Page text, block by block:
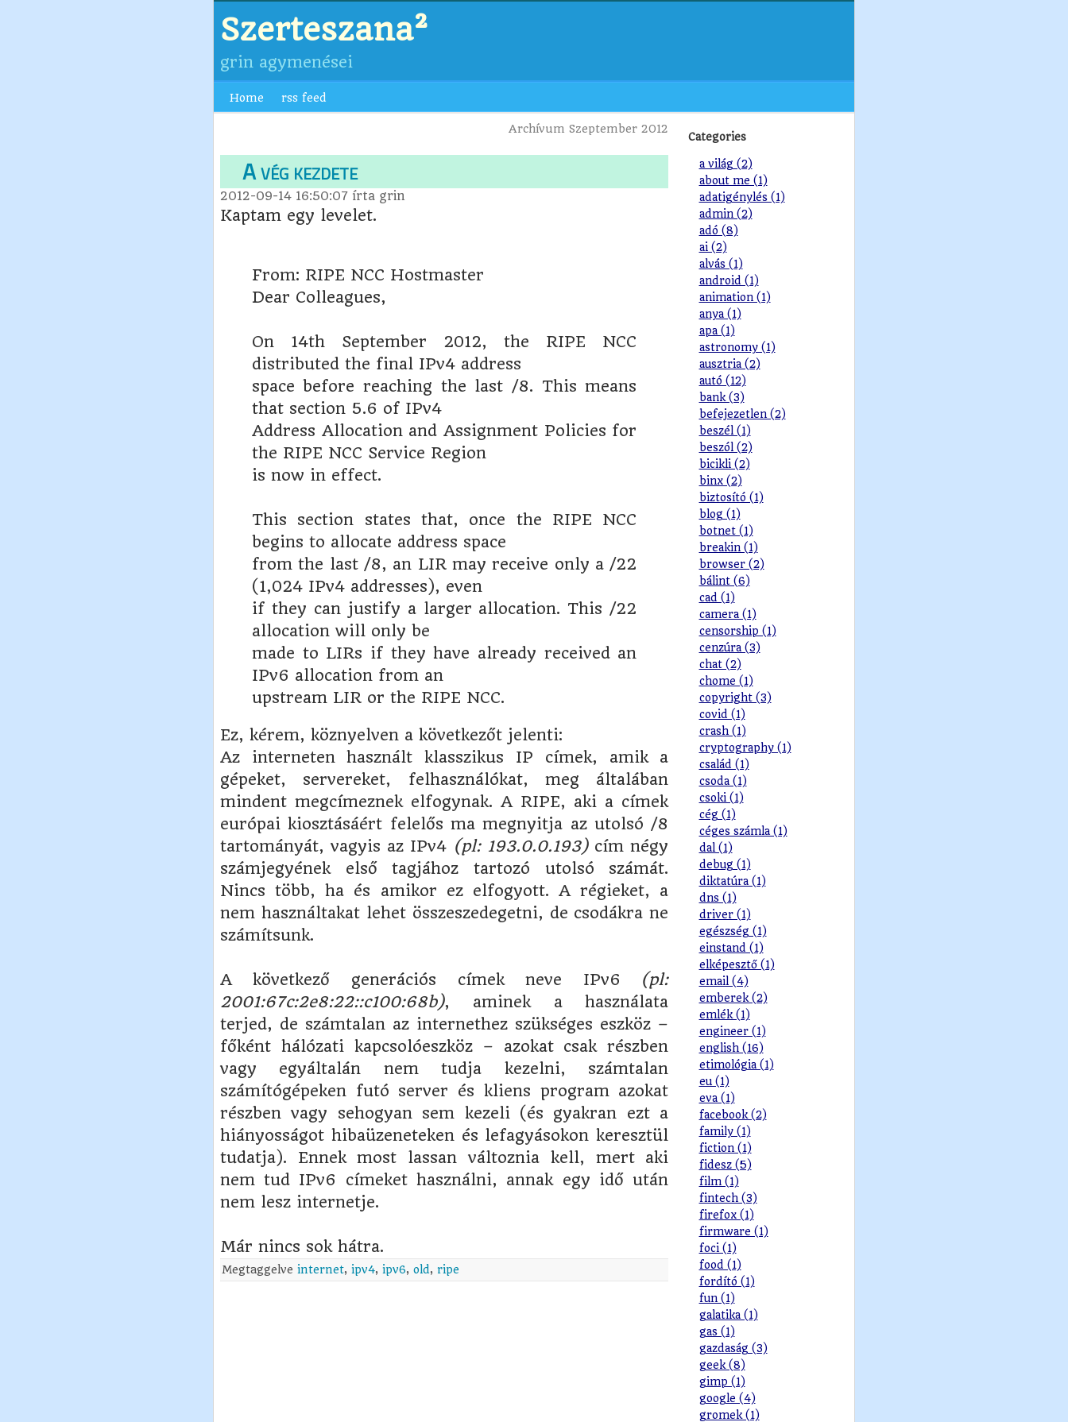
Szerteszana²
grin agymenései
Home rss feed
Archívum Szeptember 2012
A vég kezdete
2012-09-14 16:50:07írta grin
Kaptam egy levelet.
From: RIPE NCC Hostmaster
Dear Colleagues,
On 14th September 2012, the RIPE NCC
distributed the final IPv4 address
space before reaching the last /8. This means
that section 5.6 of IPv4
Address Allocation and Assignment Policies for
the RIPE NCC Service Region
is now in effect.
This section states that, once the RIPE NCC
begins to allocate address space
from the last /8, an LIR may receive only a /22
(1,024 IPv4 addresses), even
if they can justify a larger allocation. This /22
allocation will only be
made to LIRs if they have already received an
IPv6 allocation from an
upstream LIR or the RIPE NCC.
Ez, kérem, köznyelven a következőt jelenti:
Az interneten használt klasszikus IP címek, amik a
gépeket, servereket, felhasználókat, meg általában
mindent megcímeznek elfogynak. A RIPE, aki a címek
európai kiosztásáért felelős ma megnyitja az utolsó /8
tartományát, vagyis az IPv4 (pl: 193.0.0.193)cím négy
számjegyének első tagjához tartozó utolsó számát.
Nincs több, ha és amikor ez elfogyott. A régieket, a
nem használtakat lehet összeszedegetni, de csodákra ne
számítsunk.
A következő generációs címek neve IPv6 (pl:
2001:67c:2e8:22::c100:68b), aminek a használata
terjed, de számtalan az internethez szükséges eszköz –
főként hálózati kapcsolóeszköz – azokat csak részben
vagy egyáltalán nem tudja kezelni, számtalan
számítógépeken futó server és kliens program azokat
részben vagy sehogyan sem kezeli (és gyakran ezt a
hiányosságot hibaüzeneteken és lefagyásokon keresztül
tudatja). Ennek most lassan változnia kell, mert aki
nem tud IPv6 címeket használni, annak egy idő után
nem lesz internetje.
Már nincs sok hátra.
Megtaggelve internet, ipv4, ipv6, old, ripe
Categories
a világ (2)
about me (1)
adatigénylés (1)
admin (2)
adó (8)
ai (2)
alvás (1)
android (1)
animation (1)
anya (1)
apa (1)
astronomy (1)
ausztria (2)
autó (12)
bank (3)
befejezetlen (2)
beszél (1)
beszól (2)
bicikli (2)
binx (2)
biztosító (1)
blog (1)
botnet (1)
breakin (1)
browser (2)
bálint (6)
cad (1)
camera (1)
censorship (1)
cenzúra (3)
chat (2)
chome (1)
copyright (3)
covid (1)
crash (1)
cryptography (1)
család (1)
csoda (1)
csoki (1)
cég (1)
céges számla (1)
dal (1)
debug (1)
diktatúra (1)
dns (1)
driver (1)
egészség (1)
einstand (1)
elképesztő (1)
email (4)
emberek (2)
emlék (1)
engineer (1)
english (16)
etimológia (1)
eu (1)
eva (1)
facebook (2)
family (1)
fiction (1)
fidesz (5)
film (1)
fintech (3)
firefox (1)
firmware (1)
foci (1)
food (1)
fordító (1)
fun (1)
galatika (1)
gas (1)
gazdaság (3)
geek (8)
gimp (1)
google (4)
gromek (1)